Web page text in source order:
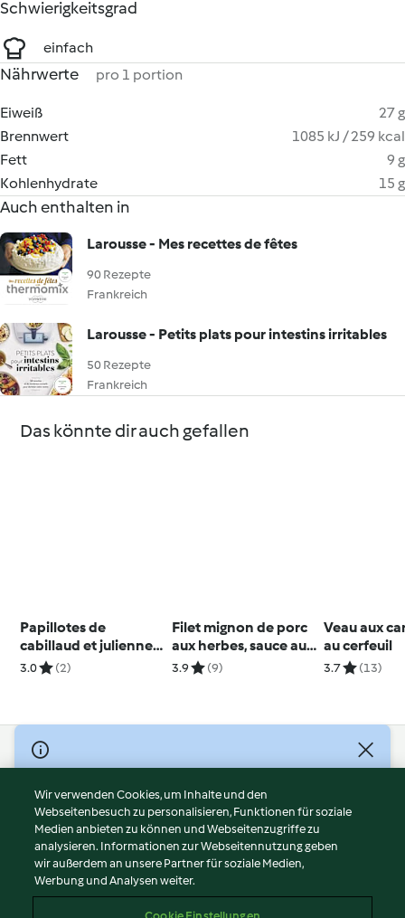
Schwierigkeitsgrad
einfach
Nährwerte pro 1 portion
Eiweiß
27 g
Brennwert
1085 kJ / 259 kcal
Fett
9 g
Kohlenhydrate
15 g
Auch enthalten in
Larousse - Mes recettes de fêtes
90 Rezepte
Frankreich
Larousse - Petits plats pour intestins irritables
50 Rezepte
Frankreich
Das könnte dir auch gefallen
Papillotes de
cabillaud et julienne
de légumes
3.0 (2)
Filet mignon de porc
aux herbes, sauce aux
abricots et échalotes
3.9 (9)
Veau aux
au cerfeuil
3.7 (13)
© Copyright 2026
Nutzungsbedingungen
Datenschutzrichtlinien
Disclaimer
Impressum
Cookies
Wir verwenden Cookies, um Inhalte und den
Webseitenbesuch zu personalisieren, Funktionen für soziale
Medien anbieten zu können und Webseitenzugriffe zu
analysieren. Informationen zur Webseitennutzung geben
wir außerdem an unsere Partner für soziale Medien,
Werbung und Analysen weiter.